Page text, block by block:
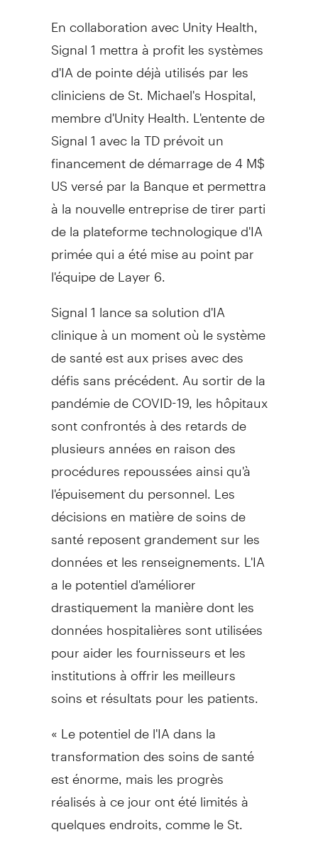
En collaboration avec Unity Health,
Signal 1 mettra à profit les systèmes
d'IA de pointe déjà utilisés par les
cliniciens de St. Michael's Hospital,
membre d'Unity Health. L'entente de
Signal 1 avec la TD prévoit un
financement de démarrage de 4 M$
US versé par la Banque et permettra
à la nouvelle entreprise de tirer parti
de la plateforme technologique d'IA
primée qui a été mise au point par
l'équipe de Layer 6.
Signal 1 lance sa solution d'IA
clinique à un moment où le système
de santé est aux prises avec des
défis sans précédent. Au sortir de la
pandémie de COVID-19, les hôpitaux
sont confrontés à des retards de
plusieurs années en raison des
procédures repoussées ainsi qu'à
l'épuisement du personnel. Les
décisions en matière de soins de
santé reposent grandement sur les
données et les renseignements. L'IA
a le potentiel d'améliorer
drastiquement la manière dont les
données hospitalières sont utilisées
pour aider les fournisseurs et les
institutions à offrir les meilleurs
soins et résultats pour les patients.
« Le potentiel de l'IA dans la
transformation des soins de santé
est énorme, mais les progrès
réalisés à ce jour ont été limités à
quelques endroits, comme le St.